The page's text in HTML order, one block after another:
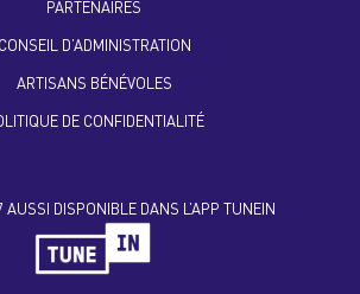
PARTENAIRES
CONSEIL D’ADMINISTRATION
ARTISANS BÉNÉVOLES
DE CONFIDENTIALITÉ
AUSSI DISPONIBLE DANS L’APP TUNEIN